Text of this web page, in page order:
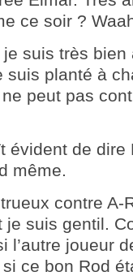
ce soir ?
suis très bien
suis planté à
peut pas
évident de dire
même.
contre A-
je suis gentil.
l’autre joueur
ce bon Rod